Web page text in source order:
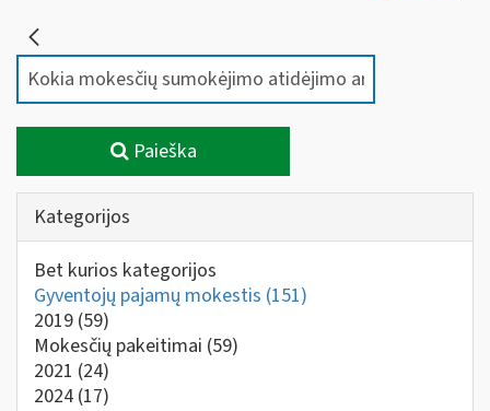
Paieška
Kategorijos
Bet kurios kategorijos
Gyventojų pajamų mokestis (151)
2019 (59)
Mokesčių pakeitimai (59)
2021 (24)
2024 (17)